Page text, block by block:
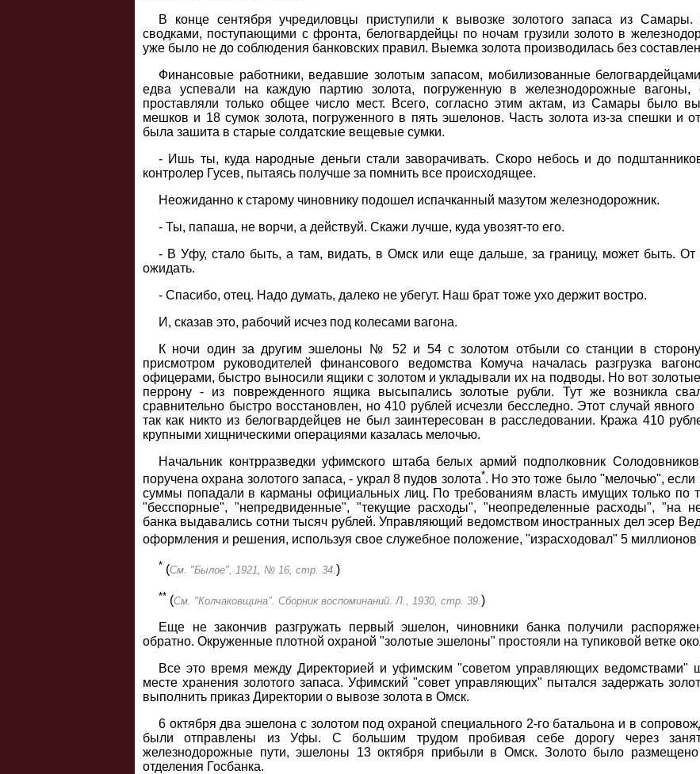
В конце сентября учредиловцы приступили к вывозке золотого запаса из
сводками, поступающими с фронта, белогвардейцы по ночам грузили золото в
уже было не до соблюдения банковских правил. Выемка золота производилась без
Финансовые работники, ведавшие золотым запасом, мобилизованные
едва успевали на каждую партию золота, погруженную в железнодорожные вагоны,
проставляли только общее число мест. Всего, согласно этим актам, из Самары было
мешков и 18 сумок золота, погруженного в пять эшелонов. Часть золота из-за спешки и
была зашита в старые солдатские вещевые сумки.
- Ишь ты, куда народные деньги стали заворачивать. Скоро небось и до
контролер Гусев, пытаясь получше за помнить все происходящее.
Неожиданно к старому чиновнику подошел испачканный мазутом железнодорожник.
- Ты, папаша, не ворчи, а действуй. Скажи лучше, куда увозят-то его.
- В Уфу, стало быть, а там, видать, в Омск или еще дальше, за границу, может быть. От
ожидать.
- Спасибо, отец. Надо думать, далеко не убегут. Наш брат тоже ухо держит востро.
И, сказав это, рабочий исчез под колесами вагона.
К ночи один за другим эшелоны № 52 и 54 с золотом отбыли со станции в
присмотром руководителей финансового ведомства Комуча началась разгрузка
офицерами, быстро выносили ящики с золотом и укладывали их на подводы. Но вот
перрону - из поврежденного ящика высыпались золотые рубли. Тут же возникла
сравнительно быстро восстановлен, но 410 рублей исчезли бесследно. Этот случай явного
так как никто из белогвардейцев не был заинтересован в расследовании. Кража 410
крупными хищническими операциями казалась мелочью.
Начальник контрразведки уфимского штаба белых армий подполковник
поручена охрана золотого запаса, - украл 8 пудов золота*. Но это тоже было "мелочью", если
суммы попадали в карманы официальных лиц. По требованиям власть имущих только по
"бесспорные", "непредвиденные", "текущие расходы", "неопределенные расходы", "на
банка выдавались сотни тысяч рублей. Управляющий ведомством иностранных дел эсер
оформления и решения, используя свое служебное положение, "израсходовал" 5 миллионов
* (См. "Былое", 1921, № 16, стр. 34. )
** (См. "Колчаковщина". Сборник воспоминаний. Л., 1930, стр. 39. )
Еще не закончив разгружать первый эшелон, чиновники банка получили
обратно. Окруженные плотной охраной "золотые эшелоны" простояли на тупиковой ветке
Все это время между Директорией и уфимским "советом управляющих ведомствами"
месте хранения золотого запаса. Уфимский "совет управляющих" пытался задержать
выполнить приказ Директории о вывозе золота в Омск.
6 октября два эшелона с золотом под охраной специального 2-го батальона и в
были отправлены из Уфы. С большим трудом пробивая себе дорогу через
железнодорожные пути, эшелоны 13 октября прибыли в Омск. Золото было
отделения Госбанка.